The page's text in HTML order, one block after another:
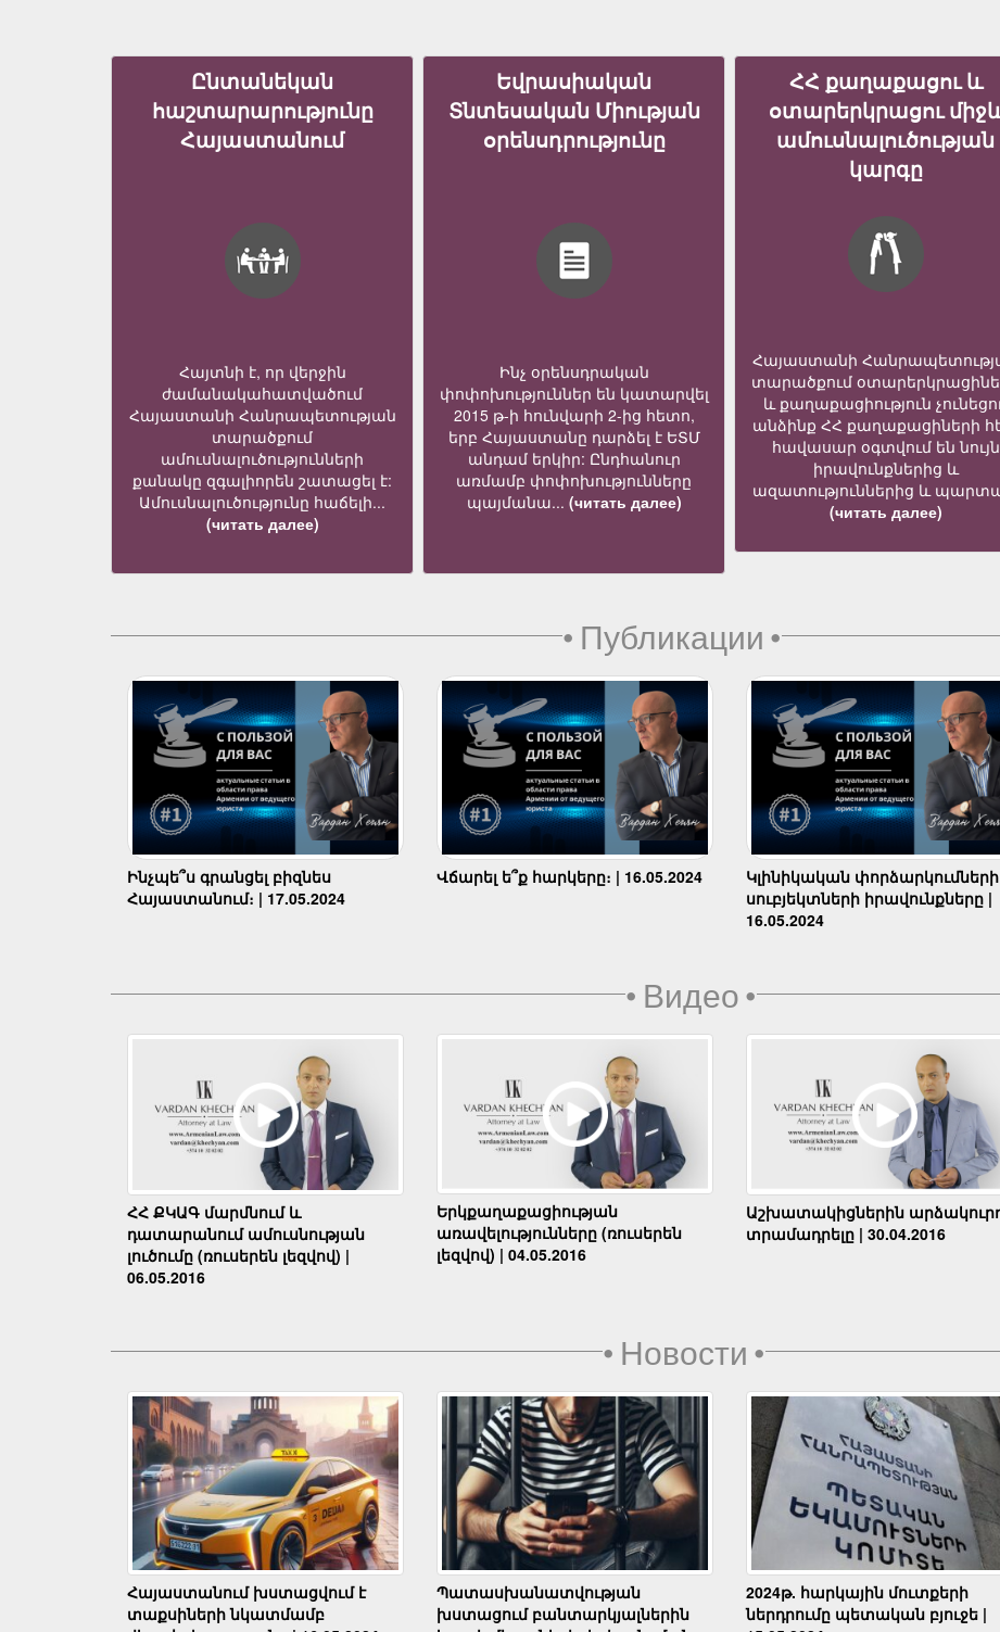
Ընտանեկան
հաշտարարությունը
Հայաստանում
Հայտնի է, որ վերջին
ժամանակահատվածում
Հայաստանի Հանրապետության
տարածքում
ամուսնալուծությունների
քանակը զգալիորեն շատացել է:
Ամուսնալուծությունը հաճելի...
(читать далее)
Եվրասիական
Տնտեսական Միության
օրենսդրությունը
Ինչ օրենսդրական
փոփոխություններ են կատարվել
2015 թ-ի հունվարի 2-ից հետո,
երբ Հայաստանը դարձել է ԵՏՄ
անդամ երկիր: Ընդհանուր
առմամբ փոփոխությունները
պայմանա... (читать далее)
ՀՀ քաղաքացու և
օտարերկրացու
ամուսնալուծության
կարգը
Հայաստանի
տարածքում
և քաղաքացիություն
անձինք ՀՀ քաղաքացիների
հավասար օգտվում են նույն
իրավունքներից և
ազատություններից և
(читать далее)
• Публикации•
Ինչպե՞ս գրանցել բիզնես
Հայաստանում։ | 17.05.2024
Վճարել ե՞ք հարկերը։ | 16.05.2024
Կլինիկական փորձարկումների
սուբյեկտների իրավունքները |
16.05.2024
• Видео•
ՀՀ ՔԿԱԳ մարմնում և
դատարանում ամուսնության
լուծումը (ռուսերեն լեզվով) |
06.05.2016
Երկքաղաքացիության
առավելությունները (ռուսերեն
լեզվով) | 04.05.2016
Աշխատակիցներին
տրամադրելը | 30.04.2016
• Новости•
Հայաստանում խստացվում է
տաքսիների նկատմամբ
Պատասխանատվության
խստացում բանտարկյալներին
2024թ. հարկային մուտքերի
ներդրումը պետական բյուջե |